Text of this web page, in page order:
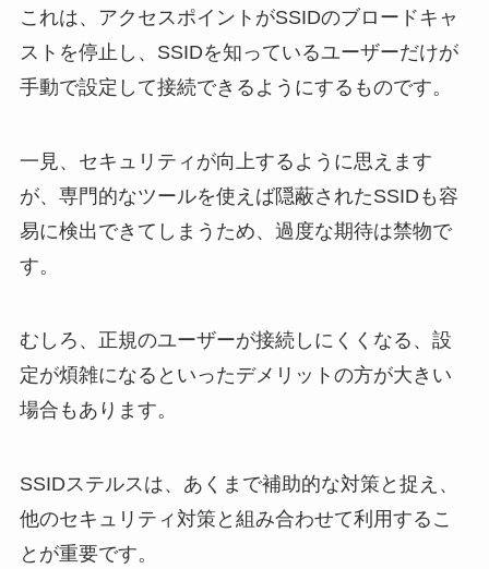
これは、アクセスポイントがSSIDのブロードキャ
ストを停止し、SSIDを知っているユーザーだけが
手動で設定して接続できるようにするものです。
一見、セキュリティが向上するように思えます
が、専門的なツールを使えば隠蔽されたSSIDも容
易に検出できてしまうため、過度な期待は禁物で
す。
むしろ、正規のユーザーが接続しにくくなる、設
定が煩雑になるといったデメリットの方が大きい
場合もあります。
SSIDステルスは、あくまで補助的な対策と捉え、
他のセキュリティ対策と組み合わせて利用するこ
とが重要です。